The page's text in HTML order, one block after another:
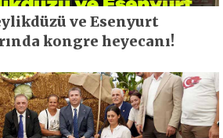
ve Esenyurt
kongre heyecanı!